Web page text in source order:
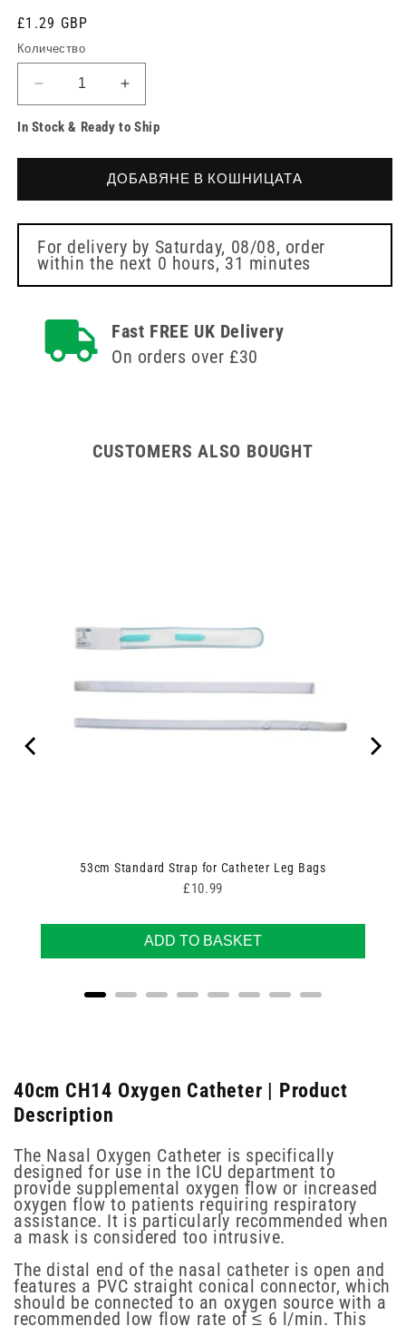
Редовна
цена
£1.29 GBP
Количество
Намаляване
на
количеството
Oxygen
Catheter
Увеличете
количеството
за
Oxygen
Catheter
In Stock & Ready to Ship
ДОБАВЯНЕ В КОШНИЦАТА
For delivery by Saturday, 08/08, order
within the next 0 hours, 31 minutes
Fast FREE UK Delivery
On orders over £30
CUSTOMERS ALSO BOUGHT
53cm Standard Strap for Catheter Leg Bags
Price
£10.99
ADD TO BASKET
40cm CH14 Oxygen Catheter | Product
Description
The Nasal Oxygen Catheter is specifically
designed for use in the ICU department to
provide supplemental oxygen flow or increased
oxygen flow to patients requiring respiratory
assistance. It is particularly recommended when
a mask is considered too intrusive.
The distal end of the nasal catheter is open and
features a PVC straight conical connector, which
should be connected to an oxygen source with a
recommended low flow rate of ≤ 6 l/min. This